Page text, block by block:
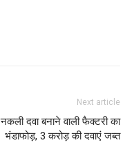
Next article
नकली दवा बनाने वाली फैक्टरी का
भंडाफोड़, 3 करोड़ की दवाएं जब्त